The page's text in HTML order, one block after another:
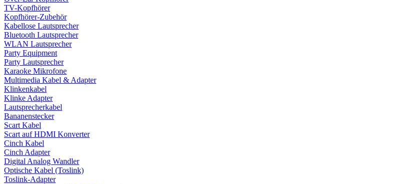
TV-Kopfhörer
Kopfhörer-Zubehör
Kabellose Lautsprecher
Bluetooth Lautsprecher
WLAN Lautsprecher
Party Equipment
Party Lautsprecher
Karaoke Mikrofone
Multimedia Kabel & Adapter
Klinkenkabel
Klinke Adapter
Lautsprecherkabel
Bananenstecker
Scart Kabel
Scart auf HDMI Konverter
Cinch Kabel
Cinch Adapter
Digital Analog Wandler
Optische Kabel (Toslink)
Toslink-Adapter